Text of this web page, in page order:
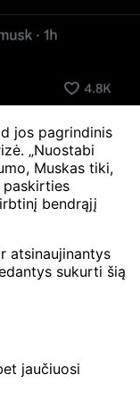
jos pagrindinis
„Nuostabi
Muskas tiki,
paskirties
bendrąjį
atsinaujinantys
sukurti šią
jaučiuosi